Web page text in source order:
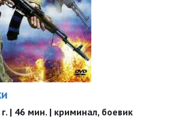
| 46 мин. | криминал, боевик